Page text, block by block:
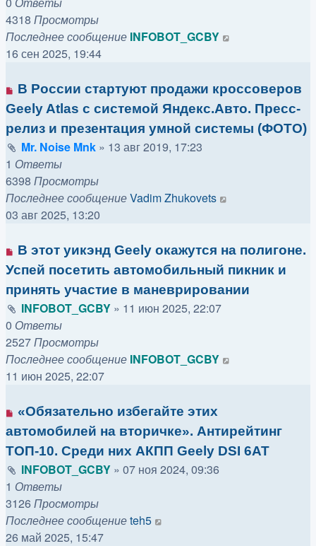
4318 Просмотры
Последнее сообщение INFOBOT_GCBY
16 сен 2025, 19:44
В России стартуют продажи кроссоверов
Geely Atlas с системой Яндекс.Авто. Пресс-
релиз и презентация умной системы (ФОТО)
Mr. Noise Mnk » 13 авг 2019, 17:23
1 Ответы
6398 Просмотры
Последнее сообщениеVadim Zhukovets
03 авг 2025, 13:20
В этот уикэнд Geely окажутся на полигоне.
Успей посетить автомобильный пикник и
принять участие в маневрировании
INFOBOT_GCBY » 11 июн 2025, 22:07
0 Ответы
2527Просмотры
Последнее сообщение INFOBOT_GCBY
11 июн 2025, 22:07
«Обязательно избегайте этих
автомобилей на вторичке». Антирейтинг
ТОП-10. Среди них АКПП Geely DSI 6AT
INFOBOT_GCBY » 07 ноя 2024, 09:36
1 Ответы
3126Просмотры
Последнее сообщениеteh5
26 май 2025, 15:47